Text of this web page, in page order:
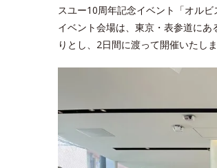
スユー10周年記念イベント「オル
イベント会場は、東京・表参道にあ
りとし、2日間に渡って開催いたし